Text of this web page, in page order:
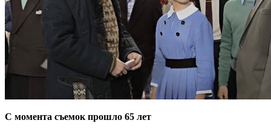
С момента съемок прошло 65 лет